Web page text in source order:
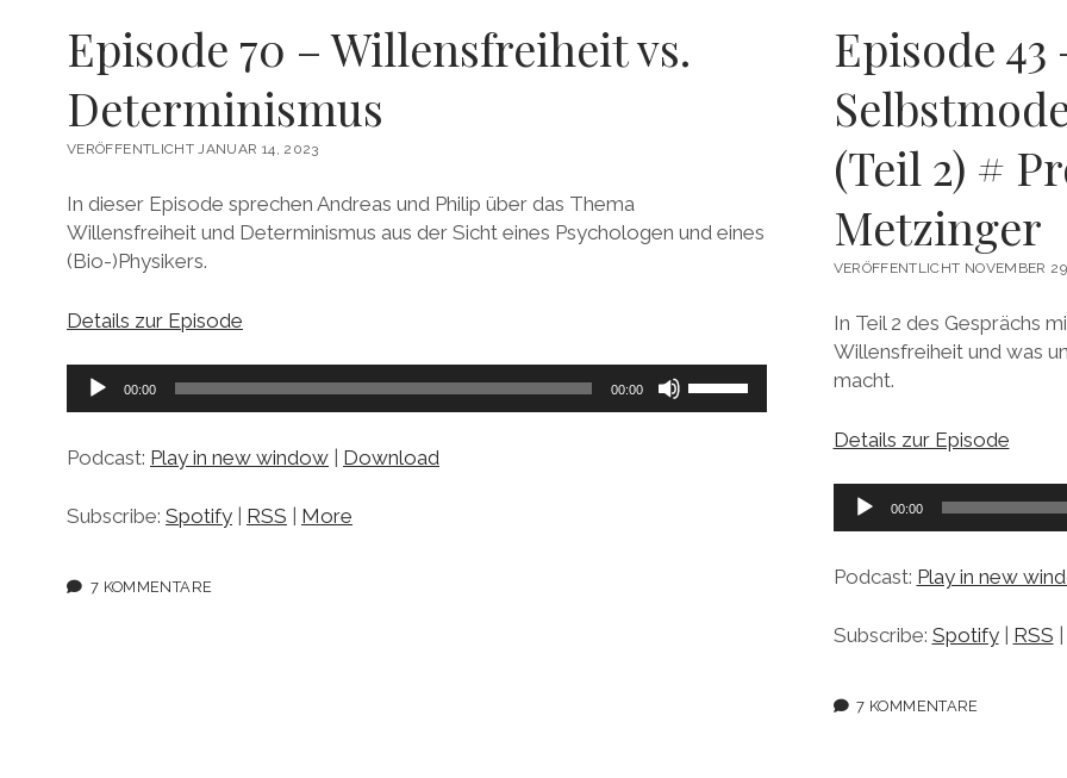
Episode 70 – Willensfreiheit vs.
Determinismus
VERÖFFENTLICHT JANUAR 14, 2023
In dieser Episode sprechen Andreas und Philip über das Thema
Willensfreiheit und Determinismus aus der Sicht eines Psychologen und eines
(Bio-)Physikers.
Details zur Episode
Audio-
Player
00:00 00:00
Podcast: Play in new window | Download
Subscribe: Spotify RSS More
7 KOMMENTARE
Episode
(Teil 2) #
Metzinger
VERÖFFENTLICHT NOVEMBER
In Teil 2 des Gesprächs
Willensfreiheit und was
macht.
Details zur Episode
Audio-
Player
00:00
Podcast: Play in new
Subscribe: Spotify| RSS
7 KOMMENTARE